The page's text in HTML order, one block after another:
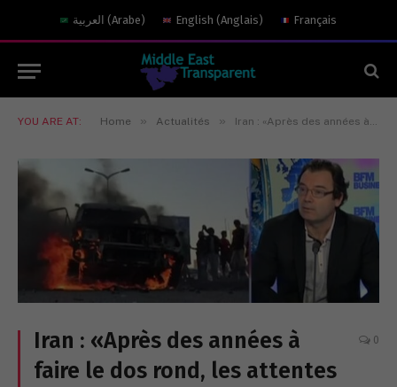
العربية (Arabe) English (Anglais) Français
YOU ARE AT: Home » Actualités » Iran : «Après des années à faire le dos rond, les attentes sont très fortes»
Iran : «Après des années à
faire le dos rond, les attentes
0